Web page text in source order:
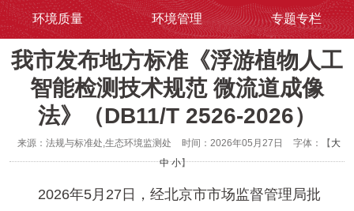
环境质量
环境管理 专题专栏
我市发布地方标准《浮游植物人工
智能检测技术规范 微流道成像
法》（DB11/T 2526-2026）
来源：法规与标准处,生态环境监测处 时间：2026年05月27日 字体：【 大
中 小】
2026年5月27日，经北京市市场监督管理局批